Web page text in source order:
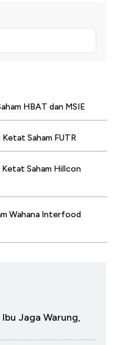
HBAT dan MSIE
Ketat Saham FUTR
Ketat Saham Hillcon
Wahana Interfood
Jaga Warung,